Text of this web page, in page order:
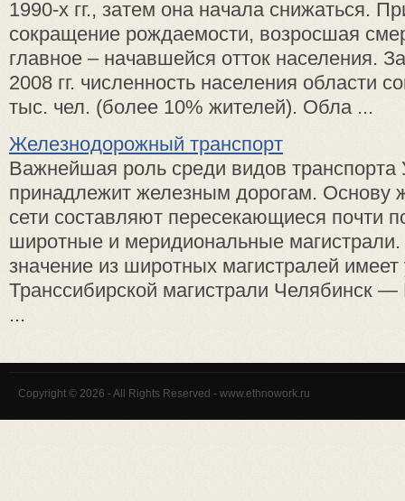
1990-х гг., затем она начала снижаться.
сокращение рождаемости, возросшая
главное – начавшейся отток населения.
2008 гг. численность населения области
тыс. чел. (более 10% жителей). Обла ...
Железнодорожный транспорт
Важнейшая роль среди видов транспорта
принадлежит железным дорогам. Основу
сети составляют пересекающиеся почти
широтные и меридиональные
значение из широтных магистралей имеет
Транссибирской магистрали Челябинск
...
Copyright © 2026 - All Rights Reserved - www.ethnowork.ru